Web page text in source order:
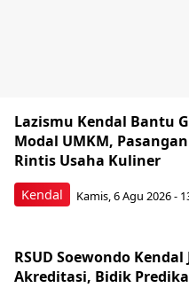
Kendal
Lazismu Kendal Bantu
Modal UMKM,
Rintis Usaha Kuliner
Kamis, 6 Agu 2026 -
RSUD Soewondo
Akreditasi, Bidik